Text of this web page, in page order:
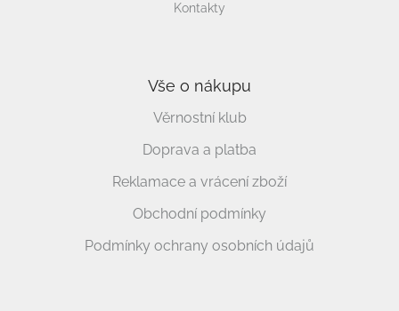
Kontakty
Vše o nákupu
Věrnostní klub
Doprava a platba
Reklamace a vrácení zboží
Obchodní podmínky
Podmínky ochrany osobních údajů